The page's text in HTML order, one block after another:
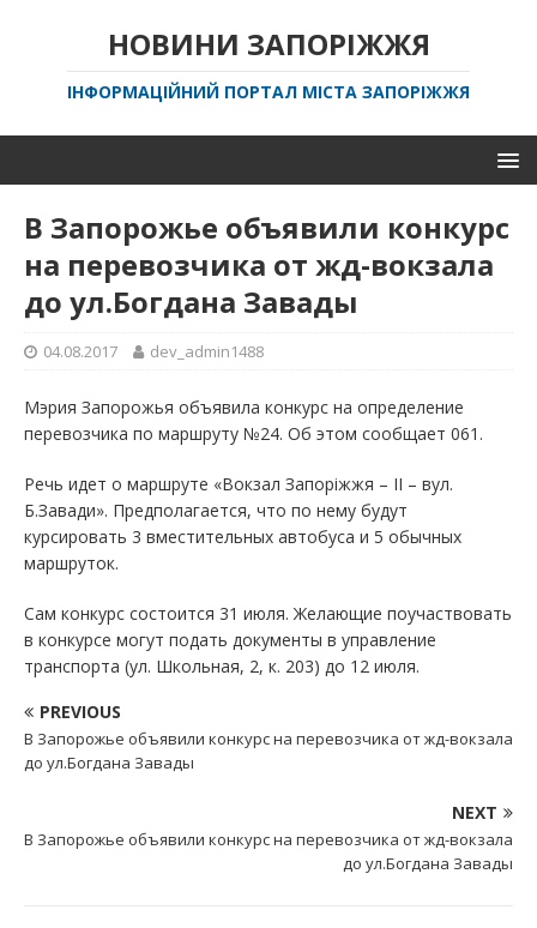
НОВИНИ ЗАПОРІЖЖЯ
ІНФОРМАЦІЙНИЙ ПОРТАЛ МІСТА ЗАПОРІЖЖЯ
В Запорожье объявили конкурс
на перевозчика от жд-вокзала
до ул.Богдана Завады
04.08.2017 dev_admin1488
Мэрия Запорожья объявила конкурс на определение
перевозчика по маршруту №24. Об этом сообщает 061.
Речь идет о маршруте «Вокзал Запоріжжя – ІІ – вул.
Б.Завади». Предполагается, что по нему будут
курсировать 3 вместительных автобуса и 5 обычных
маршруток.
Сам конкурс состоится 31 июля. Желающие поучаствовать
в конкурсе могут подать документы в управление
транспорта (ул. Школьная, 2, к. 203) до 12 июля.
PREVIOUS
В Запорожье объявили конкурс на перевозчика от жд-вокзала
до ул.Богдана Завады
NEXT
В Запорожье объявили конкурс на перевозчика от жд-вокзала
до ул.Богдана Завады